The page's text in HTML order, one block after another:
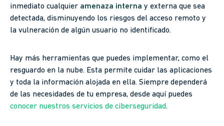
inmediato cualquier amenaza interna y externa que sea
detectada, disminuyendo los riesgos del acceso remoto y
la vulneración de algún usuario no identificado.
Hay más herramientas que puedes implementar, como el
resguardo en la nube. Esta permite cuidar las aplicaciones
y toda la información alojada en ella. Siempre dependerá
de las necesidades de tu empresa, desde aquí puedes
conocer nuestros servicios de ciberseguridad.